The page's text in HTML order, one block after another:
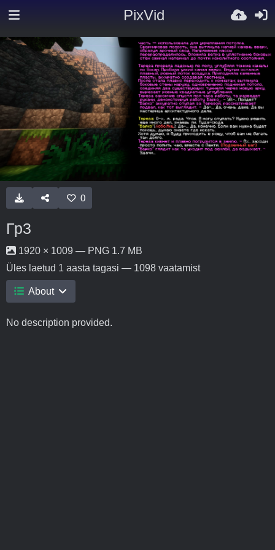
PixVid
0
Гр3
1920 × 1009 — PNG 1.7 MB
Üles laetud 1 aasta tagasi — 1098 vaatamist
About
No description provided.